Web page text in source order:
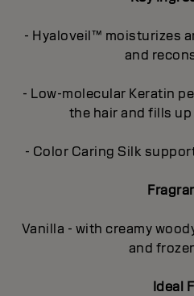
- Hyaloveil™ moisturizes
and
- Low-molecular Keratin
the hair and fills
- Color Caring Silk
Vanilla - with creamy
and
Ideal